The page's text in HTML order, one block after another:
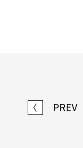
〈 PREV